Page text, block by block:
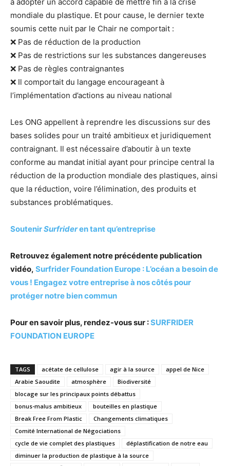
mondiale du plastique. Et pour cause, le dernier texte
soumis cette nuit par le Chair ne comportait :
❌ Pas de réduction de la production
❌ Pas de restrictions sur les substances dangereuses
❌ Pas de règles contraignantes
❌️ Il comportait du langage encourageant à
l’implémentation d’actions au niveau national
Les ONG appellent à reprendre les discussions sur des
bases solides pour un traité ambitieux et juridiquement
contraignant. Il est nécessaire d’aboutir à un texte
conforme au mandat initial ayant pour principe central la
réduction de la production mondiale des plastiques, ainsi
que la réduction, voire l’élimination, des produits et
substances problématiques.
SoutenirSurfrideren tant qu’entreprise
Retrouvez également notre précédente publication
vidéo, Surfrider Foundation Europe : L’océan a besoin de
vous ! Engagez votre entreprise à nos côtés pour
protéger notre bien commun
Pour en savoir plus, rendez-vous sur :SURFRIDER
FOUNDATION EUROPE
TAGS acétate de cellulose agir à la source
appel de Nice
Arabie Saoudite
atmosphère
Biodiversité
blocage sur les principaux points débattus
bonus-malus ambitieux
bouteilles en plastique
Break Free From Plastic
Changements climatiques
Comité International de Négociations
cycle de vie complet des plastiques
déplastification de notre eau
diminuer la production de plastique à la source